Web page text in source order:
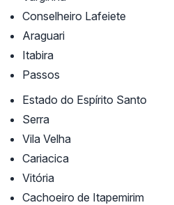
Conselheiro Lafeiete
Araguari
Itabira
Passos
Estado do Espírito Santo
Serra
Vila Velha
Cariacica
Vitória
Cachoeiro de Itapemirim